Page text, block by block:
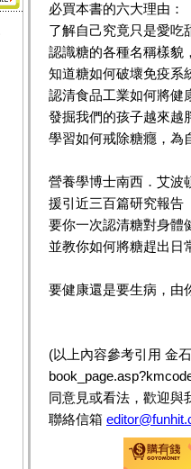
必買本書的六大理由：
了解自己究竟只是愛吃
認識糖的各種名稱樣貌
知道糖如何破壞免疫系
認清食品工業如何將健
發掘我們的孩子越來越
學習如何戒除糖癮，為
營養學博士南西．艾波
援引近三百篇研究報告
要你一次認清糖對身體
並教你如何將糖趕出日
要健康還是要生病，由
(以上內容參考引用 金
同意見或看法，歡迎與
聯絡信箱